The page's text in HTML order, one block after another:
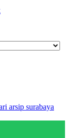
arsip surabaya